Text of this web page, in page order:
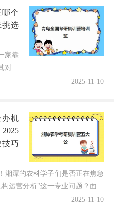
个
挑选
家靠
对于
2025-11-10
办机
巧
湘潭的农科学子们是否正在焦急
运营分析"这一专业问题？面对
质量参差不齐，如何...2025-11-10